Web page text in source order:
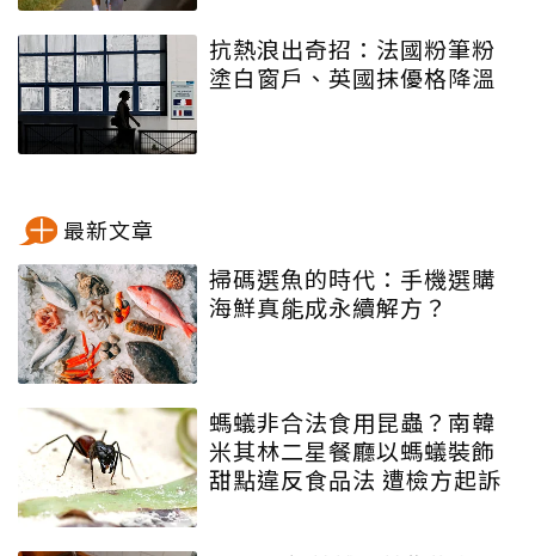
抗熱浪出奇招：法國粉筆粉
塗白窗戶、英國抹優格降溫
最新文章
掃碼選魚的時代：手機選購
海鮮真能成永續解方？
螞蟻非合法食用昆蟲？南韓
米其林二星餐廳以螞蟻裝飾
甜點違反食品法 遭檢方起訴